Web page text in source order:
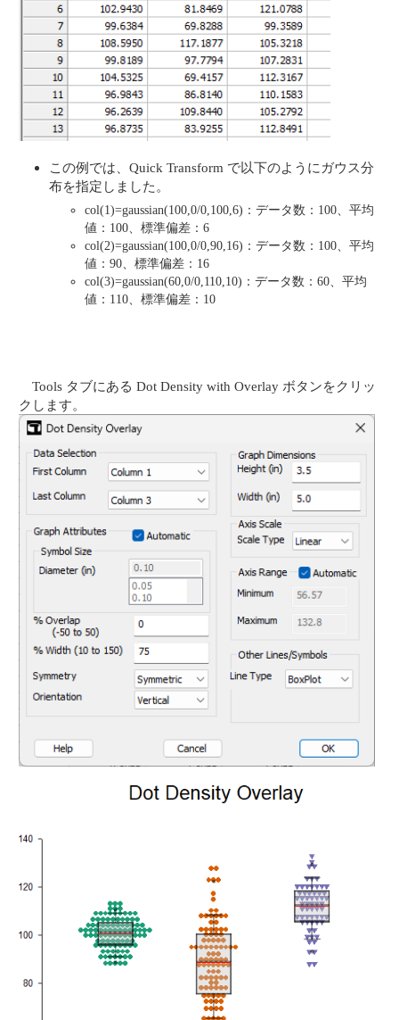
この例では、Quick Transform で以下のようにガウス分
布を指定しました。
col(1)=gaussian(100,0/0,100,6)：データ数：100、平均
値：100、標準偏差：6
col(2)=gaussian(100,0/0,90,16)：データ数：100、平均
値：90、標準偏差：16
col(3)=gaussian(60,0/0,110,10)：データ数：60、平均
値：110、標準偏差：10
Tools タブにある Dot Density with Overlay ボタンをクリッ
クします。